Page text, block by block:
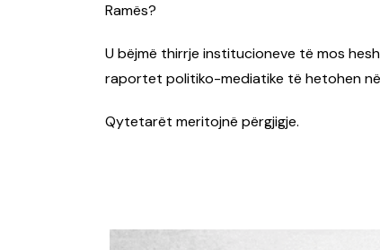
Ramës?
U bëjmë thirrje institucioneve të mos
raportet politiko-mediatike të hetohen
Qytetarët meritojnë përgjigje.